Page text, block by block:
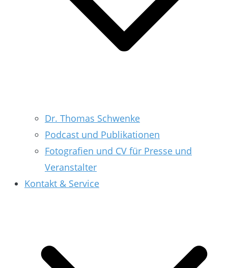
Dr. Thomas Schwenke
Podcast und Publikationen
Fotografien und CV für Presse und
Veranstalter
Kontakt & Service